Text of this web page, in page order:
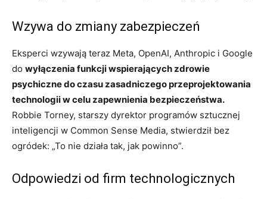
Wzywa do zmiany zabezpieczeń
Eksperci wzywają teraz Meta, OpenAI, Anthropic i Google
do wyłączenia funkcji wspierających zdrowie
psychiczne do czasu zasadniczego przeprojektowania
technologii w celu zapewnienia bezpieczeństwa.
Robbie Torney, starszy dyrektor programów sztucznej
inteligencji w Common Sense Media, stwierdził bez
ogródek: „To nie działa tak, jak powinno”.
Odpowiedzi od firm technologicznych